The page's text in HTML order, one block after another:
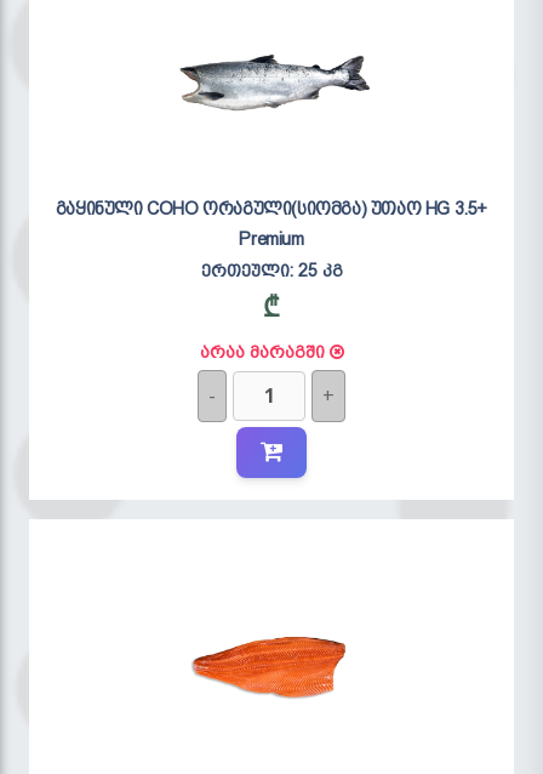
გაყინული COHO ორაგული(სიომგა) უთაო HG 3.5+
Premium
ერთეული:25 კგ
₾
არაა მარაგში
- +